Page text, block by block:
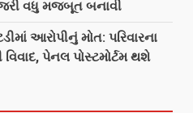
વધુ મજબૂત બનાવી
આરોપીનું મોત: પરિવારના
પેનલ પોસ્ટમોર્ટમ થશે